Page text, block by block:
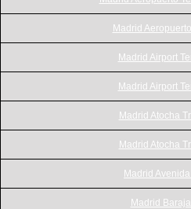
Madrid
Madrid Airport
Madrid Airport
Madrid Atocha
Madrid Atocha
Madrid
Madrid